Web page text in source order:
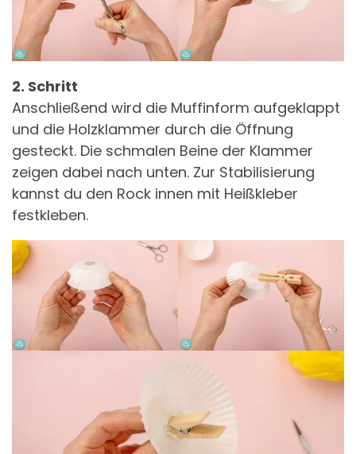
2. Schritt
Anschließend wird die Muffinform aufgeklappt
und die Holzklammer durch die Öffnung
gesteckt. Die schmalen Beine der Klammer
zeigen dabei nach unten. Zur Stabilisierung
kannst du den Rock innen mit Heißkleber
festkleben.